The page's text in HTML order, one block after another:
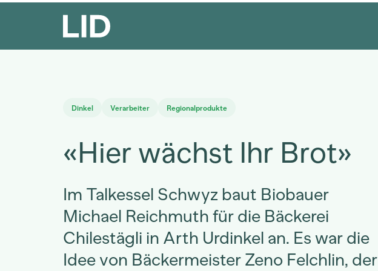
Dinkel Verarbeiter Regionalprodukte
«Hier wächst Ihr Brot»
Im Talkessel Schwyz baut Biobauer
Michael Reichmuth für die Bäckerei
Chilestägli in Arth Urdinkel an. Es war die
Idee von Bäckermeister Zeno Felchlin, der